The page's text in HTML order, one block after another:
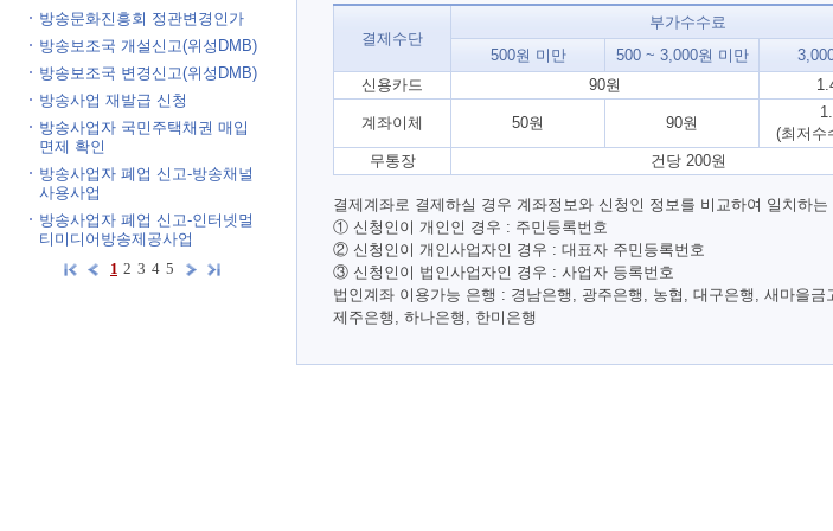
방송문화진흥회 정관변경인가
방송보조국 개설신고(위성DMB)
방송보조국 변경신고(위성DMB)
방송사업 재발급 신청
방송사업자 국민주택채권 매입
면제 확인
방송사업자 폐업 신고-방송채널
사용사업
방송사업자 폐업 신고-인터넷멀
티미디어방송제공사업
1 2 3 4 5
결제수단
부가수수료
500원 미만
500 ~ 3,000원 미만
신용카드
90원
계좌이체 50원 90원
(최저수
무통장
건당 200원
결제계좌로 결제하실 경우 계좌정보와 신청인 정보를 비교하여 일치하
① 신청인이 개인인 경우 : 주민등록번호
② 신청인이 개인사업자인 경우 : 대표자 주민등록번호
③ 신청인이 법인사업자인 경우 : 사업자 등록번호
법인계좌 이용가능 은행 : 경남은행, 광주은행, 농협, 대구은행, 새마을
제주은행, 하나은행, 한미은행